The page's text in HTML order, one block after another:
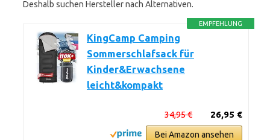
Deshalb suchen Hersteller nach Alternativen.
EMPFEHLUNG
KingCamp Camping
Sommerschlafsack für
Kinder&Erwachsene
leicht&kompakt
26,95 €
34,95 €
Bei Amazon ansehen